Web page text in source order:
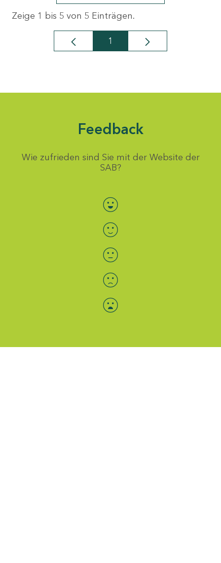
Zeige 1 bis 5 von 5 Einträgen.
Seite
1
Feedback
Wie zufrieden sind Sie mit der Website der
SAB?
Bewertung auswählen